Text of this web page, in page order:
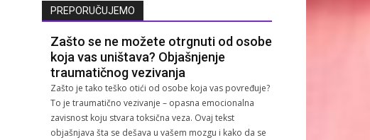
PREPORUČUJEMO
Zašto se ne možete otrgnuti od osobe
koja vas uništava? Objašnjenje
traumatičnog vezivanja
Zašto je tako teško otići od osobe koja vas povređuje?
To je traumatično vezivanje – opasna emocionalna
zavisnost koju stvara toksična veza. Ovaj tekst
objašnjava šta se dešava u vašem mozgu i kako da se